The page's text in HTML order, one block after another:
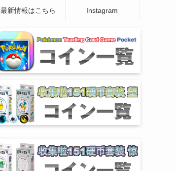
最新情報はこちら Instagram